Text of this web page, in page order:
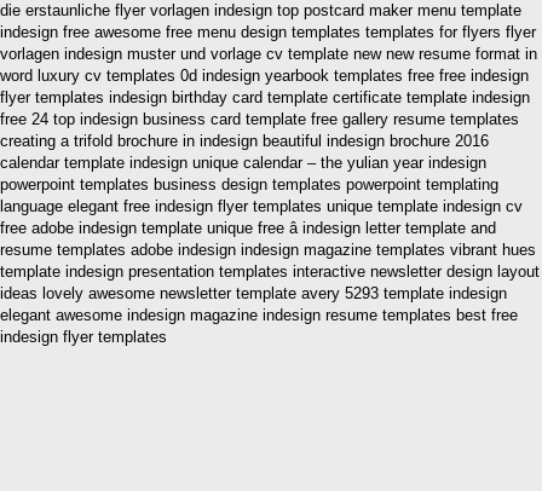
die erstaunliche flyer vorlagen indesign top postcard maker menu template
indesign free awesome free menu design templates templates for flyers flyer
vorlagen indesign muster und vorlage cv template new new resume format in
word luxury cv templates 0d indesign yearbook templates free free indesign
flyer templates indesign birthday card template certificate template indesign
free 24 top indesign business card template free gallery resume templates
creating a trifold brochure in indesign beautiful indesign brochure 2016
calendar template indesign unique calendar – the yulian year indesign
powerpoint templates business design templates powerpoint templating
language elegant free indesign flyer templates unique template indesign cv
free adobe indesign template unique free â indesign letter template and
resume templates adobe indesign indesign magazine templates vibrant hues
template indesign presentation templates interactive newsletter design layout
ideas lovely awesome newsletter template avery 5293 template indesign
elegant awesome indesign magazine indesign resume templates best free
indesign flyer templates